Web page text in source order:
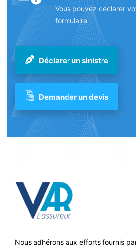
Vous pouvez déclarer
formulaire
Déclarer un sinistre
Demander un devis
Nous adhérons aux efforts fournis